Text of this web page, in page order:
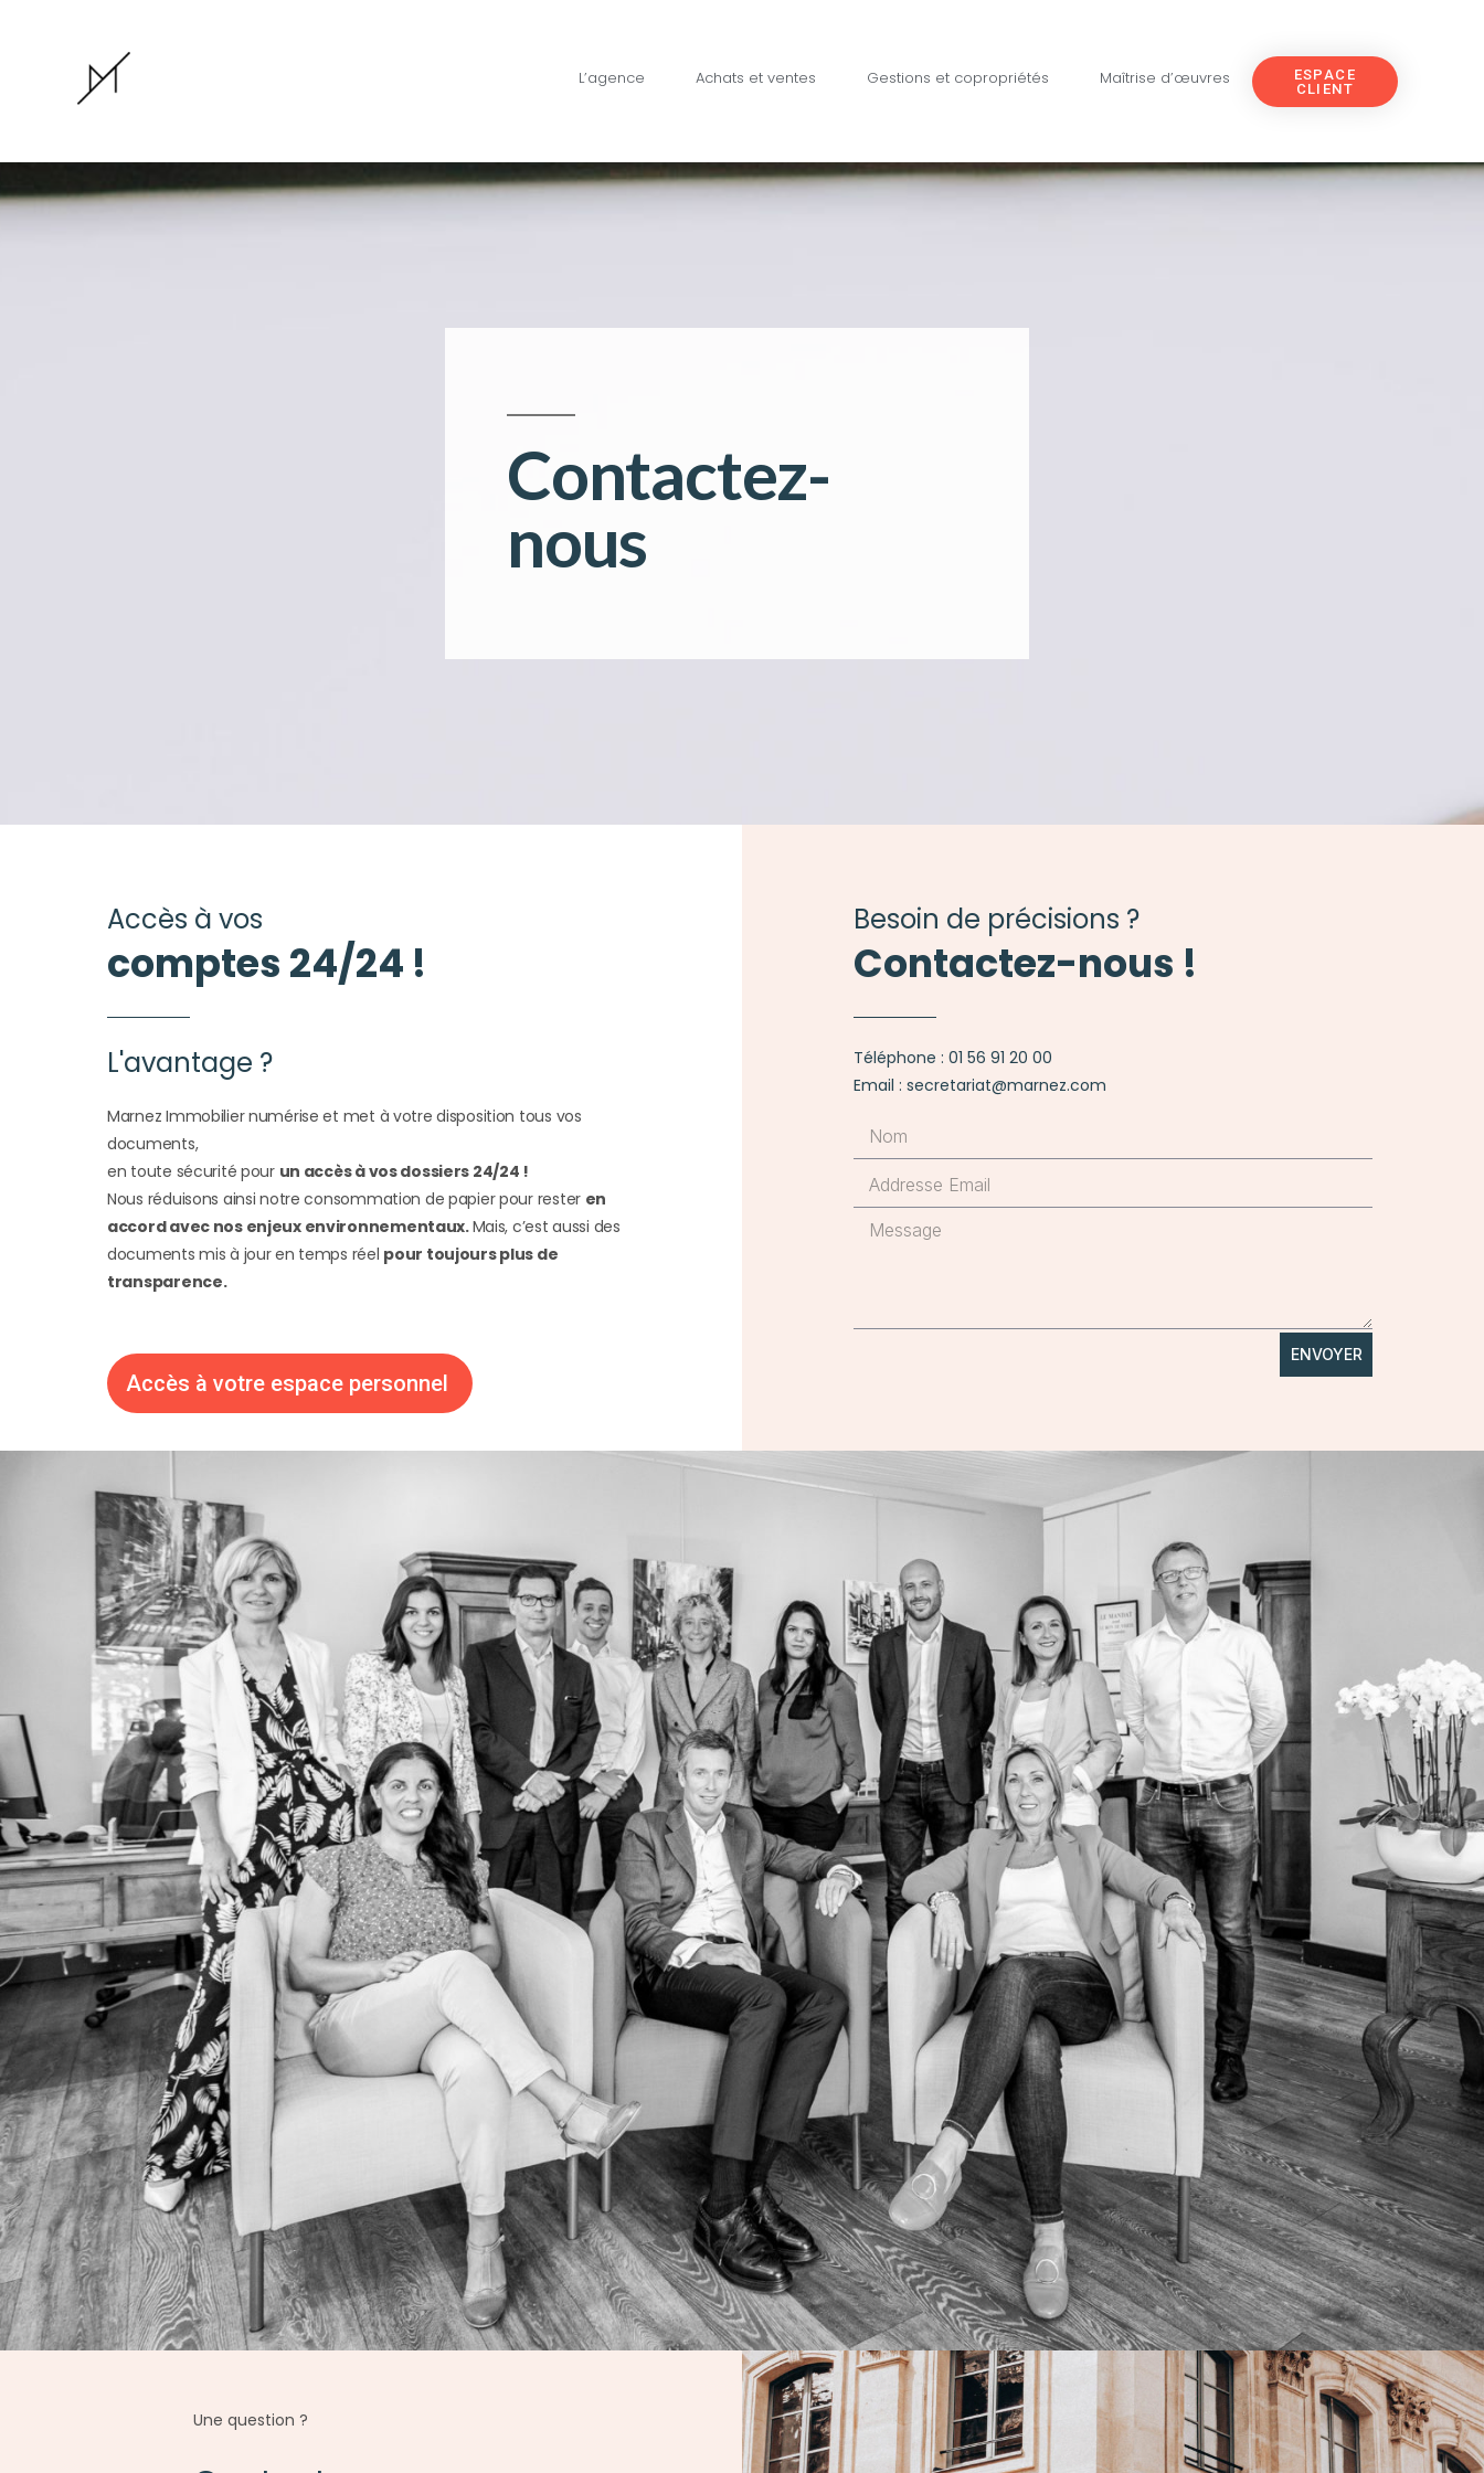
L’agence Achats et ventes Gestions et copropriétés Maîtrise d’œuvres
ESPACE
CLIENT
Contactez-
nous
Accès à vos
comptes 24/24 !​
L'avantage ?
Marnez Immobilier numérise et met à votre disposition tous vos
documents,
en toute sécurité pour un accès à vos dossiers 24/24 !
Nous réduisons ainsi notre consommation de papier pour rester en
accord avec nos enjeux environnementaux.Mais, c’est aussi des
documents mis à jour en temps réel pour toujours plus de
transparence.
Accès à votre espace personnel
Besoin de précisions ?
Contactez-nous !
Téléphone : 01 56 91 20 00
Email : secretariat@marnez.com
ENVOYER
Une question ?